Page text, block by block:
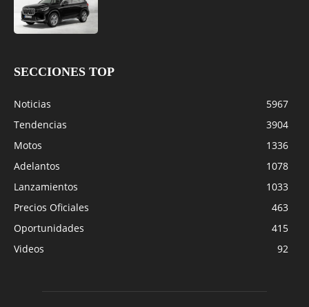
SECCIONES TOP
Noticias
5967
Tendencias
3904
Motos
1336
Adelantos
1078
Lanzamientos
1033
Precios Oficiales
463
Oportunidades
415
Videos
92